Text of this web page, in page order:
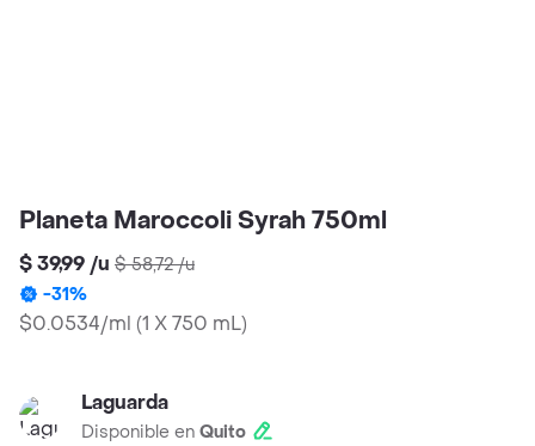
Planeta Maroccoli Syrah 750ml
$ 39,99 /u $ 58,72/u
-31%
$0.0534/ml (1 X 750 mL)
Laguarda
Disponible en Quito